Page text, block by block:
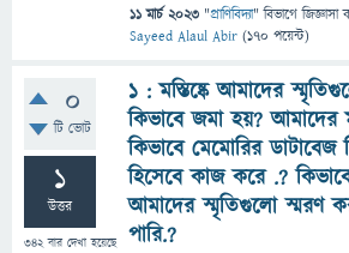
11 মার্চ 2023 "প্রাণিবিদ্যা" বিভাগে জিজ্ঞাসা
Sayeed Alaul Abir (170 পয়েন্ট)
0
টি ভোট
1
উত্তর
342বার দেখা হয়েছে
১ : মস্তিষ্কে আমাদের
কিভাবে জমা হয়? আমাদের
কিভাবে মেমোরির ডাটাবেজ
হিসেবে কাজ করে .?
আমাদের স্মৃতিগুলো স্মরণ
পারি.?